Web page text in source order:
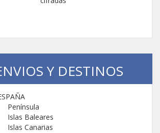
Y DESTINOS
Península
Islas Baleares
Islas Canarias